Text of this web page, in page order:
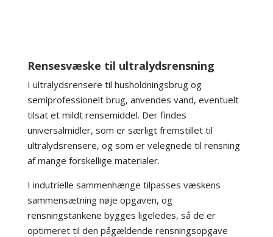
Rensesvæske til ultralydsrensning
I ultralydsrensere til husholdningsbrug og
semiprofessionelt brug, anvendes vand, eventuelt
tilsat et mildt rensemiddel. Der findes
universalmidler, som er særligt fremstillet til
ultralydsrensere, og som er velegnede til rensning
af mange forskellige materialer.
I indutrielle sammenhænge tilpasses væskens
sammensætning nøje opgaven, og
rensningstankene bygges ligeledes, så de er
optimeret til den pågældende rensningsopgave